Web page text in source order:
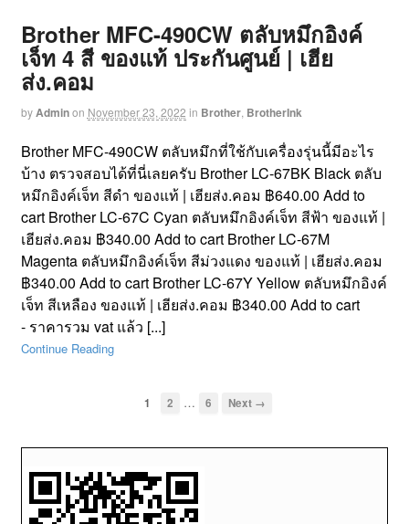
Brother MFC-490CW ตลับหมึกอิงค์
เจ็ท 4 สี ของแท้ ประกันศูนย์ | เฮีย
ส่ง.คอม
byAdminon November 23, 2022 in Brother, BrotherInk
Brother MFC-490CW ตลับหมึกที่ใช้กับเครื่องรุ่นนี้มีอะไร
บ้าง ตรวจสอบได้ที่นี่เลยครับ Brother LC-67BK Black ตลับ
หมึกอิงค์เจ็ท สีดำ ของแท้ | เฮียส่ง.คอม ฿640.00 Add to
cart Brother LC-67C Cyan ตลับหมึกอิงค์เจ็ท สีฟ้า ของแท้ |
เฮียส่ง.คอม ฿340.00 Add to cart Brother LC-67M
Magenta ตลับหมึกอิงค์เจ็ท สีม่วงแดง ของแท้ | เฮียส่ง.คอม
฿340.00 Add to cart Brother LC-67Y Yellow ตลับหมึกอิงค์
เจ็ท สีเหลือง ของแท้ | เฮียส่ง.คอม ฿340.00 Add to cart
- ราคารวม vat แล้ว [...]
Continue Reading
1 2 … 6 Next →